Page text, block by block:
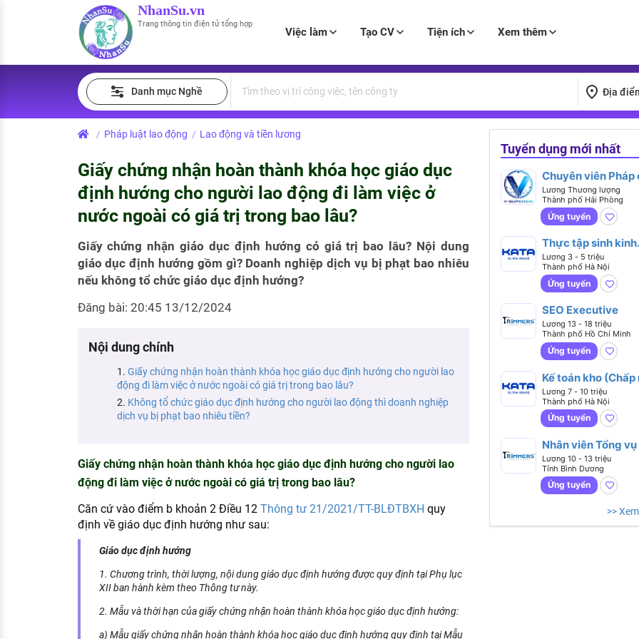
NhanSu.vn
Trang thông tin điện tử tổng hợp
Việc làm Tạo CV Tiện ích Xem thêm
Tìm việc làm
Việc làm tốt nhất
Danh sách nhà tuyển dụng
Nhà tuyển dụng hàng đầu
Quản lý CV
MẪU CV THEO STYLE
Mẫu CV đơn giản
Mẫu CV hiện đại
Tính lương Gross - Net
PHÁP LUẬT VIỆT NAM
Văn bản pháp luật
Chính sách mới
Lao động và tiền lương
Bảo hiểm và phúc lợi
Thuế thu nhập
Hồ sơ biểu mẫu
Chính sách lao động
Tử vi nghề nghiệp
Kỹ năng nghề nghiệp
HƯỚNG NGHIỆP VIỆC LÀM
Xu hướng việc làm
XÂY DỰNG VÀ PHÁT TRIỂN ĐỘI NGŨ
TUYỂN DỤNG VIỆC LÀM
Danh mục Nghề Địa
/ Pháp luật lao động / Lao động và tiền lương
Giấy chứng nhận hoàn thành khóa học giáo dục
định hướng cho người lao động đi làm việc ở
nước ngoài có giá trị trong bao lâu?
Giấy chứng nhận giáo dục định hướng có giá trị bao lâu? Nội dung
giáo dục định hướng gồm gì? Doanh nghiệp dịch vụ bị phạt bao nhiêu
nếu không tổ chức giáo dục định hướng?
Đăng bài: 20:45 13/12/2024
Nội dung chính
Giấy chứng nhận hoàn thành khóa học giáo dục định hướng cho người lao
động đi làm việc ở nước ngoài có giá trị trong bao lâu?
Không tổ chức giáo dục định hướng cho người lao động thì doanh nghiệp
dịch vụ bị phạt bao nhiêu tiền?
Giấy chứng nhận hoàn thành khóa học giáo dục định hướng cho người lao
động đi làm việc ở nước ngoài có giá trị trong bao lâu?
Căn cứ vào điểm b khoản 2 Điều 12 Thông tư 21/2021/TT-BLĐTBXH quy
định về giáo dục định hướng như sau:
Giáo dục định hướng
1. Chương trình, thời lượng, nội dung giáo dục định hướng được quy định tại Phụ lục
XII ban hành kèm theo Thông tư này.
2. Mẫu và thời hạn của giấy chứng nhận hoàn thành khóa học giáo dục định hướng:
a) Mẫu giấy chứng nhận hoàn thành khóa học giáo dục định hướng quy định tại Mẫu
Tuyển dụng mới nhất
Chuyên viên Pháp
Doanh nghiệp
Lương Thương lượng
Thành phố Hải Phòng
Ứng tuyển
Thực tập sinh kinh
doanh
Lương 3 - 5 triệu
Thành phố Hà Nội
Ứng tuyển
SEO Executive
Lương 13 - 18 triệu
Thành phố Hồ Chí Minh
Ứng tuyển
Kế toán kho (Chấp
sinh viên mới ra
trường)
Lương 7 - 10 triệu
Thành phố Hà Nội
Ứng tuyển
Nhân viên Tổng vụ
Lương 10 - 13 triệu
Tỉnh Bình Dương
Ứng tuyển
>>